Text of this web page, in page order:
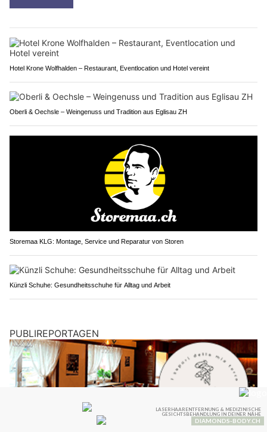
Hotel Krone Wolfhalden – Restaurant, Eventlocation und Hotel vereint
Oberli & Oechsle – Weingenuss und Tradition aus Eglisau ZH
Storemaa KLG: Montage, Service und Reparatur von Storen
Künzli Schuhe: Gesundheitsschuhe für Alltag und Arbeit
PUBLIREPORTAGEN